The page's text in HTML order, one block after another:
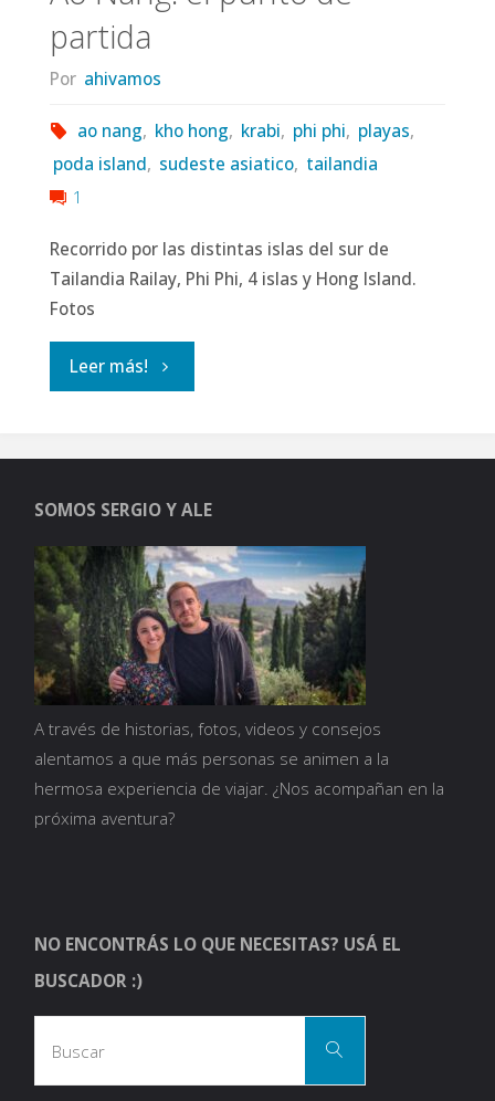
partida
Por ahivamos
ao nang, kho hong, krabi, phi phi, playas,
poda island, sudeste asiatico, tailandia
1
Recorrido por las distintas islas del sur de
Tailandia Railay, Phi Phi, 4 islas y Hong Island.
Fotos
Leer más! "Ao
el
punto
de
partida"
SOMOS SERGIO Y ALE
A través de historias, fotos, videos y consejos
alentamos a que más personas se animen a la
hermosa experiencia de viajar. ¿Nos acompañan en la
próxima aventura?
NO ENCONTRÁS LO QUE NECESITAS? USÁ EL
BUSCADOR :)
Buscar